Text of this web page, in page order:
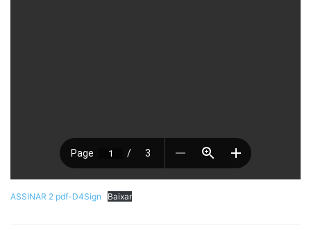
ASSINAR 2 pdf-D4Sign Baixar